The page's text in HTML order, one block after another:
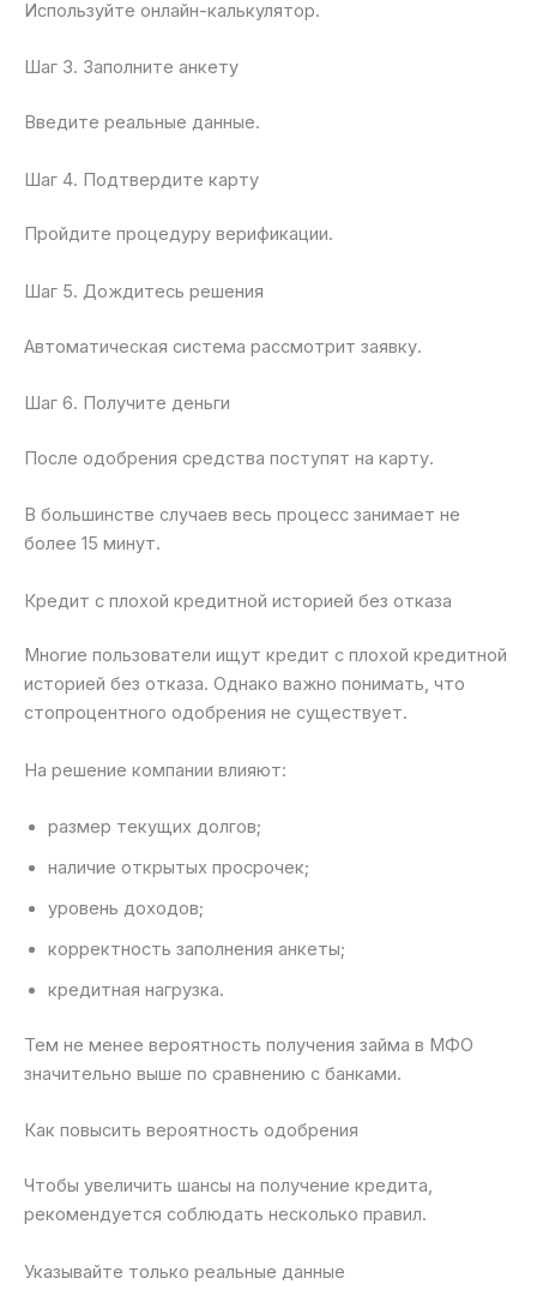
Используйте онлайн-калькулятор.
Шаг 3. Заполните анкету
Введите реальные данные.
Шаг 4. Подтвердите карту
Пройдите процедуру верификации.
Шаг 5. Дождитесь решения
Автоматическая система рассмотрит заявку.
Шаг 6. Получите деньги
После одобрения средства поступят на карту.
В большинстве случаев весь процесс занимает не
более 15 минут.
Кредит с плохой кредитной историей без отказа
Многие пользователи ищут кредит с плохой кредитной
историей без отказа. Однако важно понимать, что
стопроцентного одобрения не существует.
На решение компании влияют:
размер текущих долгов;
наличие открытых просрочек;
уровень доходов;
корректность заполнения анкеты;
кредитная нагрузка.
Тем не менее вероятность получения займа в МФО
значительно выше по сравнению с банками.
Как повысить вероятность одобрения
Чтобы увеличить шансы на получение кредита,
рекомендуется соблюдать несколько правил.
Указывайте только реальные данные